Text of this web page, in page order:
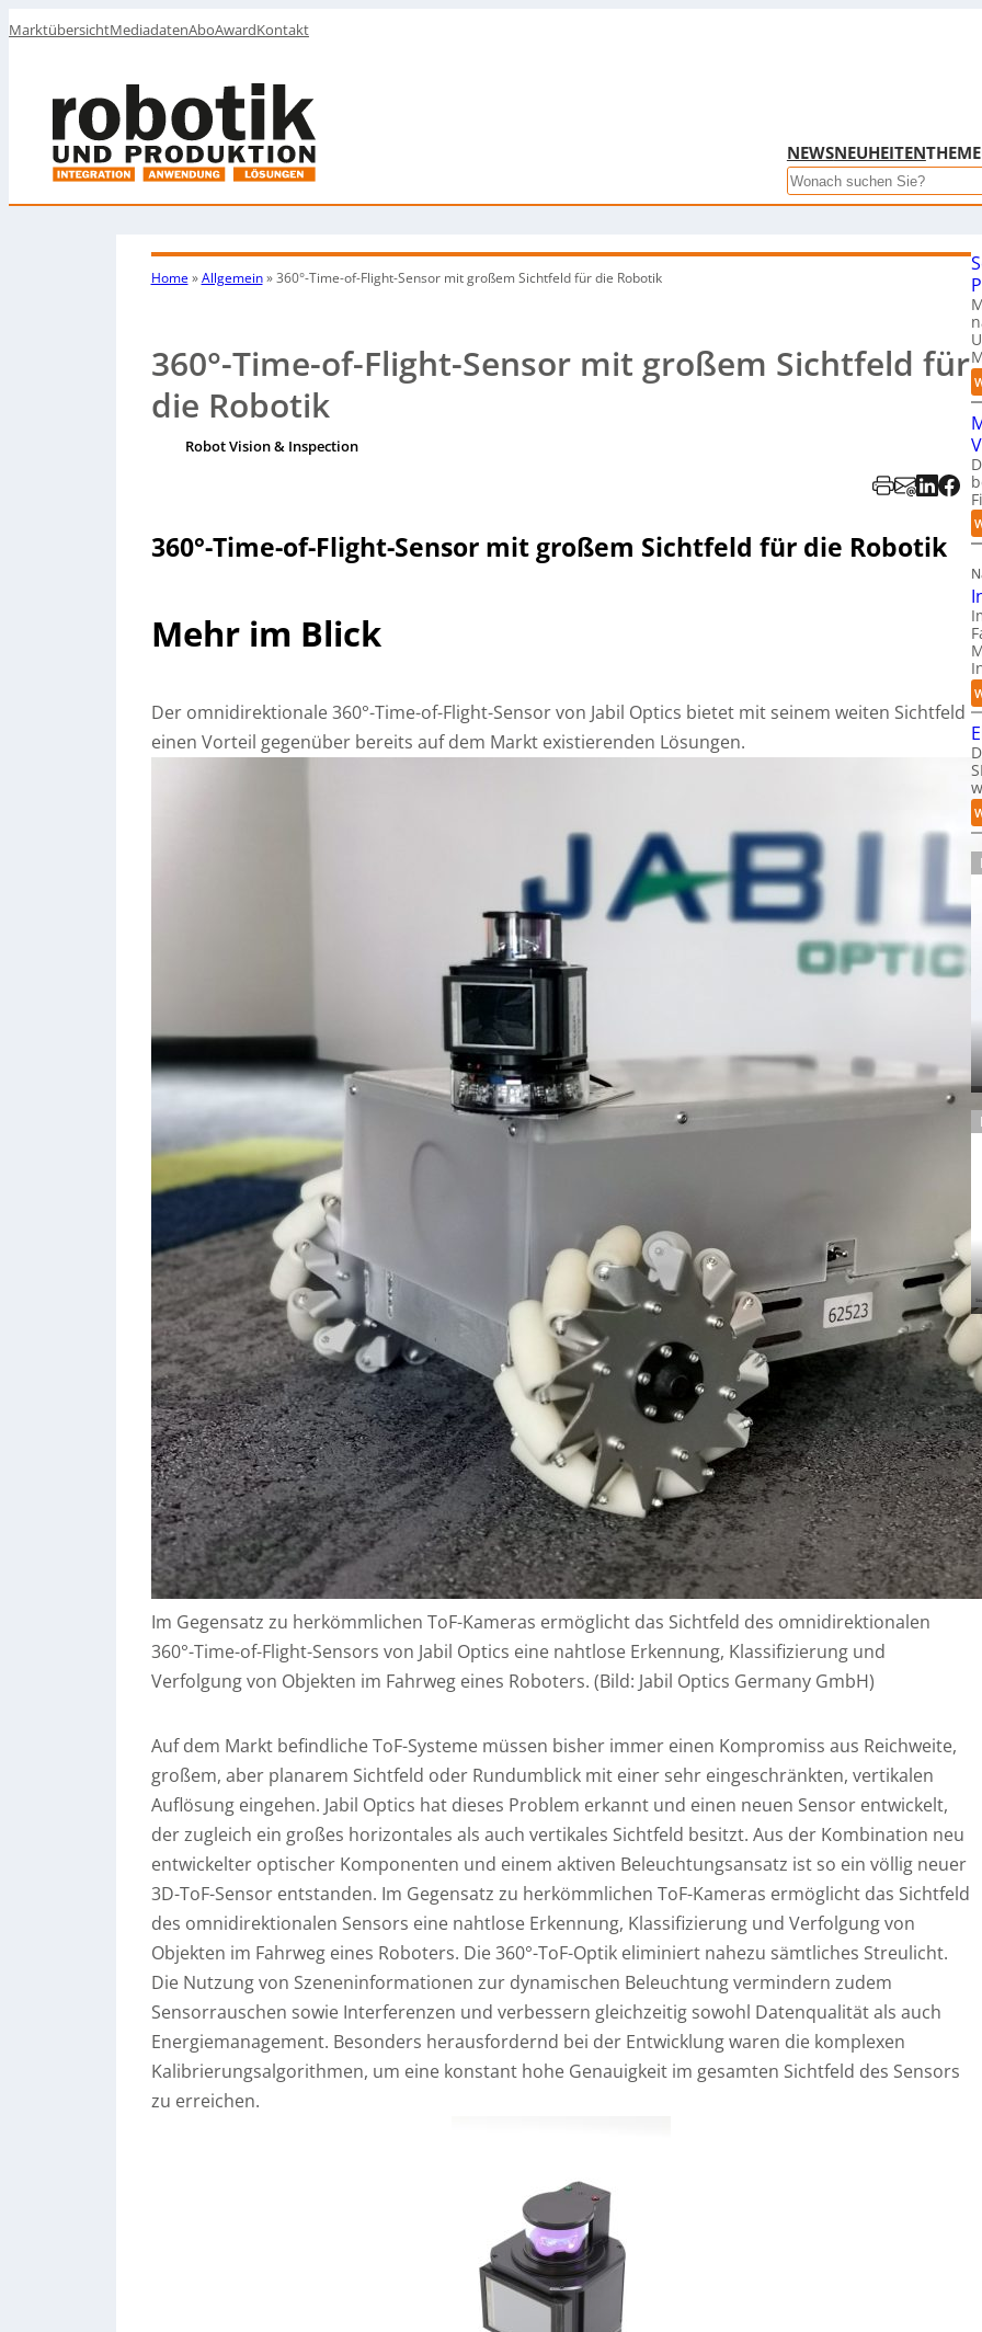
MarktübersichtMediadatenAboAwardKontakt
NEWSNEUHEITEN
Search
Home»Allgemein»360°-Time-of-Flight-Sensor mit großem Sichtfeld für die Robotik
360°-Time-of-Flight-Sensor mit großem Sichtfeld für
die Robotik
Robot Vision & Inspection
360°-Time-of-Flight-Sensor mit großem Sichtfeld für die Robotik
Mehr im Blick
Der omnidirektionale 360°-Time-of-Flight-Sensor von Jabil Optics bietet mit seinem weiten Sichtfeld
einen Vorteil gegenüber bereits auf dem Markt existierenden Lösungen.
Im Gegensatz zu herkömmlichen ToF-Kameras ermöglicht das Sichtfeld des omnidirektionalen
360°-Time-of-Flight-Sensors von Jabil Optics eine nahtlose Erkennung, Klassifizierung und
Verfolgung von Objekten im Fahrweg eines Roboters. (Bild: Jabil Optics Germany GmbH)
Auf dem Markt befindliche ToF-Systeme müssen bisher immer einen Kompromiss aus Reichweite,
großem, aber planarem Sichtfeld oder Rundumblick mit einer sehr eingeschränkten, vertikalen
Auflösung eingehen. Jabil Optics hat dieses Problem erkannt und einen neuen Sensor entwickelt,
der zugleich ein großes horizontales als auch vertikales Sichtfeld besitzt. Aus der Kombination neu
entwickelter optischer Komponenten und einem aktiven Beleuchtungsansatz ist so ein völlig neuer
3D-ToF-Sensor entstanden. Im Gegensatz zu herkömmlichen ToF-Kameras ermöglicht das Sichtfeld
des omnidirektionalen Sensors eine nahtlose Erkennung, Klassifizierung und Verfolgung von
Objekten im Fahrweg eines Roboters. Die 360°-ToF-Optik eliminiert nahezu sämtliches Streulicht.
Die Nutzung von Szeneninformationen zur dynamischen Beleuchtung vermindern zudem
Sensorrauschen sowie Interferenzen und verbessern gleichzeitig sowohl Datenqualität als auch
Energiemanagement. Besonders herausfordernd bei der Entwicklung waren die komplexen
Kalibrierungsalgorithmen, um eine konstant hohe Genauigkeit im gesamten Sichtfeld des Sensors
zu erreichen.